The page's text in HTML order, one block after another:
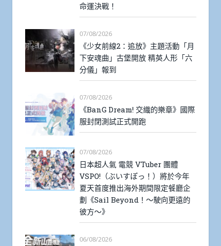
命運決戰！
07/08/2026
《少女前線2：追放》主題活動「月
下安魂曲」古堡開放 精英人形「六
分儀」報到
07/08/2026
《BanG Dream! 交織的樂章》國際
服封閉測試正式開跑
07/08/2026
日本超人氣 電競 VTuber 團體
VSPO!（ぶいすぽっ！）將於今年
夏天首度推出海外期間限定餐廳企
劃《Sail Beyond！～駛向更遠的
彼方～》
06/08/2026